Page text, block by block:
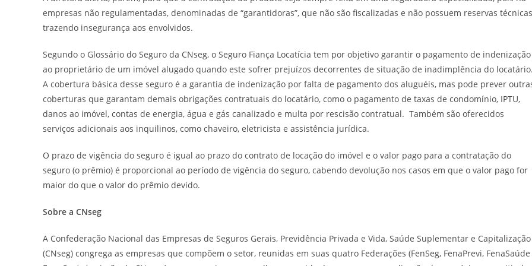
empresas não regulamentadas, denominadas de “garantidoras”, que não são fiscalizadas e não possuem reservas
trazendo insegurança aos envolvidos.
Segundo o Glossário do Seguro da CNseg, o Seguro Fiança Locatícia tem por objetivo garantir o pagamento de indenização
ao proprietário de um imóvel alugado quando este sofrer prejuízos decorrentes de situação de inadimplência do locatário.
A cobertura básica desse seguro é a garantia de indenização por falta de pagamento dos aluguéis, mas pode prever
coberturas que garantam demais obrigações contratuais do locatário, como o pagamento de taxas de condomínio, IPTU,
danos ao imóvel, contas de energia, água e gás canalizado e multa por rescisão contratual. Também são oferecidos
serviços adicionais aos inquilinos, como chaveiro, eletricista e assistência jurídica.
O prazo de vigência do seguro é igual ao prazo do contrato de locação do imóvel e o valor pago para a contratação do
seguro (o prêmio) é proporcional ao período de vigência do seguro, cabendo devolução nos casos em que o valor pago for
maior do que o valor do prêmio devido.
Sobre a CNseg
A Confederação Nacional das Empresas de Seguros Gerais, Previdência Privada e Vida, Saúde Suplementar e Capitalização
(CNseg) congrega as empresas que compõem o setor, reunidas em suas quatro Federações (FenSeg, FenaPrevi, FenaSaúde